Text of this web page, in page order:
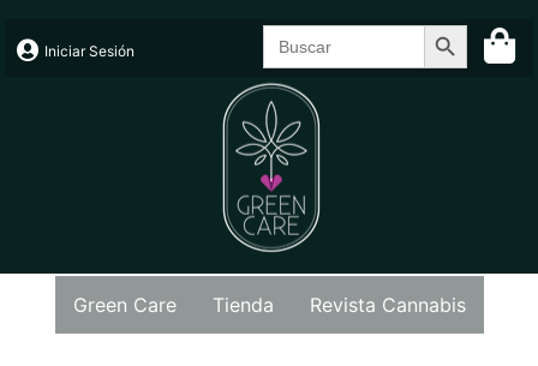
Iniciar Sesión
Search
for:
Search
Green Care Tienda Revista Cannabis